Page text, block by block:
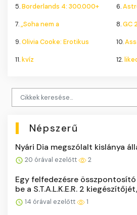
5.Borderlands 4: 300.000+ 6.
7.„Soha nem a 8.GC
9.Olivia Cooke: Erotikus 10.
11.kvíz 12.
Népszerű
Nyári Dia megszólalt kislánya
20 órával ezelőtt 2
Egy felfedezésre
be a S.T.A.L.K.E.R. 2
14 órával ezelőtt 1